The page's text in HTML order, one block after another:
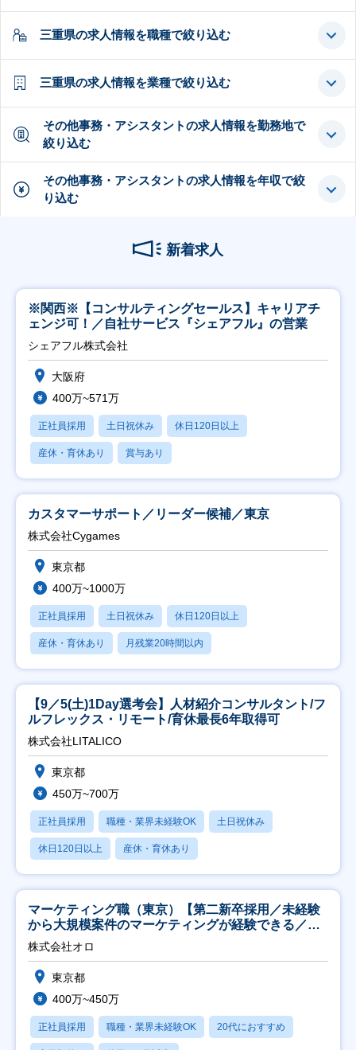
三重県の求人情報を職種で絞り込む
三重県の求人情報を業種で絞り込む
その他事務・アシスタントの求人情報を勤務地で
絞り込む
その他事務・アシスタントの求人情報を年収で絞
り込む
新着求人
※関西※【コンサルティングセールス】キャリアチ
ェンジ可！／自社サービス『シェアフル』の営業
シェアフル株式会社
大阪府
400万~571万
正社員採用 土日祝休み 休日120日以上
産休・育休あり 賞与あり
カスタマーサポート／リーダー候補／東京
株式会社Cygames
東京都
400万~1000万
正社員採用 土日祝休み 休日120日以上
産休・育休あり 月残業20時間以内
【9／5(土)1Day選考会】人材紹介コンサルタント/フ
ルフレックス・リモート/育休最長6年取得可
株式会社LITALICO
東京都
450万~700万
正社員採用 職種・業界未経験OK 土日祝休み
休日120日以上 産休・育休あり
マーケティング職（東京）【第二新卒採用／未経験
から大規模案件のマーケティングが経験できる／研
修充実】
株式会社オロ
東京都
400万~450万
正社員採用 職種・業界未経験OK 20代におすすめ